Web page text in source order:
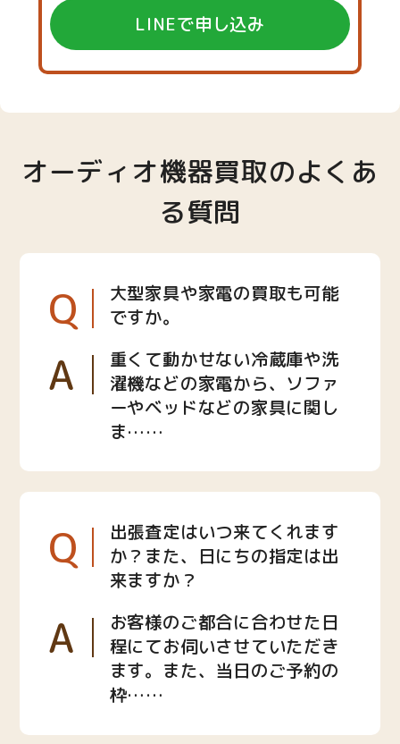
LINEで申し込み
オーディオ機器買取のよくあ
る質問
Q
大型家具や家電の買取も可能
ですか。
A
重くて動かせない冷蔵庫や洗
濯機などの家電から、ソファ
ーやベッドなどの家具に関し
ま……
Q
出張査定はいつ来てくれます
か？また、日にちの指定は出
来ますか？
A
お客様のご都合に合わせた日
程にてお伺いさせていただき
ます。また、当日のご予約の
枠……